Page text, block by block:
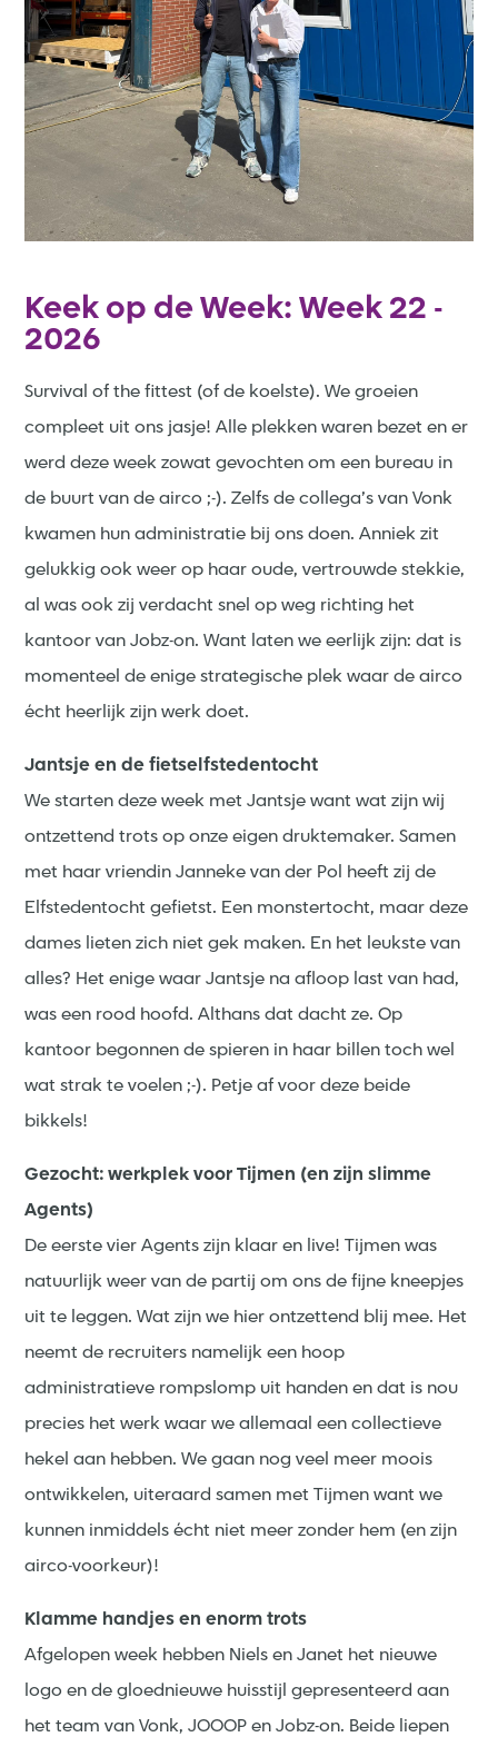
Keek op de Week: Week 22 -
2026
Survival of the fittest (of de koelste). We groeien
compleet uit ons jasje! Alle plekken waren bezet en er
werd deze week zowat gevochten om een bureau in
de buurt van de airco ;-). Zelfs de collega’s van Vonk
kwamen hun administratie bij ons doen. Anniek zit
gelukkig ook weer op haar oude, vertrouwde stekkie,
al was ook zij verdacht snel op weg richting het
kantoor van Jobz-on. Want laten we eerlijk zijn: dat is
momenteel de enige strategische plek waar de airco
écht heerlijk zijn werk doet.
Jantsje en de fietselfstedentocht
We starten deze week met Jantsje want wat zijn wij
ontzettend trots op onze eigen druktemaker. Samen
met haar vriendin Janneke van der Pol heeft zij de
Elfstedentocht gefietst. Een monstertocht, maar deze
dames lieten zich niet gek maken. En het leukste van
alles? Het enige waar Jantsje na afloop last van had,
was een rood hoofd. Althans dat dacht ze. Op
kantoor begonnen de spieren in haar billen toch wel
wat strak te voelen ;-). Petje af voor deze beide
bikkels!
Gezocht: werkplek voor Tijmen (en zijn slimme
Agents)
De eerste vier Agents zijn klaar en live! Tijmen was
natuurlijk weer van de partij om ons de fijne kneepjes
uit te leggen. Wat zijn we hier ontzettend blij mee. Het
neemt de recruiters namelijk een hoop
administratieve rompslomp uit handen en dat is nou
precies het werk waar we allemaal een collectieve
hekel aan hebben. We gaan nog veel meer moois
ontwikkelen, uiteraard samen met Tijmen want we
kunnen inmiddels écht niet meer zonder hem (en zijn
airco-voorkeur)!
Klamme handjes en enorm trots
Afgelopen week hebben Niels en Janet het nieuwe
logo en de gloednieuwe huisstijl gepresenteerd aan
het team van Vonk, JOOOP en Jobz-on. Beide liepen